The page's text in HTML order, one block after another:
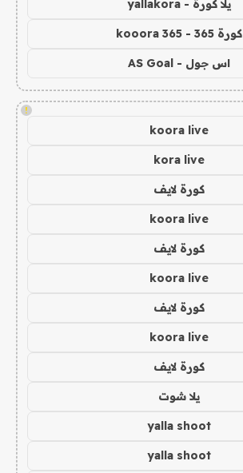
يلا كورة - yallakora
كورة 365 - kooora 365
اس جول - AS Goal
!
koora live
kora live
كورة لايف
koora live
كورة لايف
koora live
كورة لايف
koora live
كورة لايف
يلا شوت
yalla shoot
yalla shoot